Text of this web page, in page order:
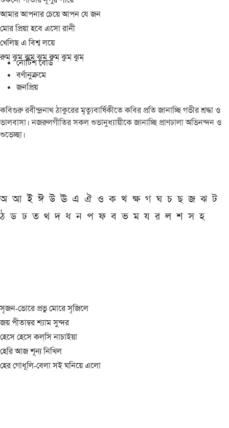
আমার আপনার চেয়ে আপন যে জন
মোর প্রিয়া হবে এসো রানী
খেলিছ এ বিশ্ব লয়ে
রুম্ ঝুম্ ঝুম্ ঝুম্ রুম্ ঝুম্ ঝুম্
নোটিশ বোর্ড
বর্ণানুক্রমে
জনপ্রিয়
কবিগুরু রবীন্দ্রনাথ ঠাকুরের মৃত্যুবার্ষিকীতে কবির প্রতি জানাচ্ছি গভীর শ্রদ্ধা ও
ভালবাসা। নজরুলগীতির সকল শুভানুধ্যায়ীকে জানাচ্ছি প্রাণঢালা অভিনন্দন ও
শুভেচ্ছা।
অ আ ই ঈ উ ঊ এ ঐ ও ক খ ক্ষ গ ঘ চ ছ জ ঝ ট
ঠ ড ঢ ত থ দ ধ ন প ফ ব ভ ম য র ল শ স হ
সৃজন-ভোরে প্রভু মোরে সৃজিলে
জয় পীতাম্বর শ্যাম সুন্দর
হেসে হেসে কল্‌সি নাচাইয়া
হেরি আজ শূন্য নিখিল
হের গোধূলি-বেলা সই ঘনিয়ে এলো